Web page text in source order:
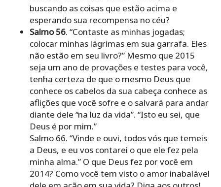
buscando as coisas que estão acima e
esperando sua recompensa no céu?
Salmo 56. “Contaste as minhas jogadas;
colocar minhas lágrimas em sua garrafa. Eles
não estão em seu livro?” Mesmo que 2015
seja um ano de provações e testes para você,
tenha certeza de que o mesmo Deus que
conhece os cabelos da sua cabeça conhece as
aflições que você sofre e o salvará para andar
diante dele “na luz da vida”. “Isto eu sei, que
Deus é por mim.”
Salmo 66. “Vinde e ouvi, todos vós que temeis
a Deus, e eu vos contarei o que ele fez pela
minha alma.” O que Deus fez por você em
2014? Como você tem visto o amor inabalável